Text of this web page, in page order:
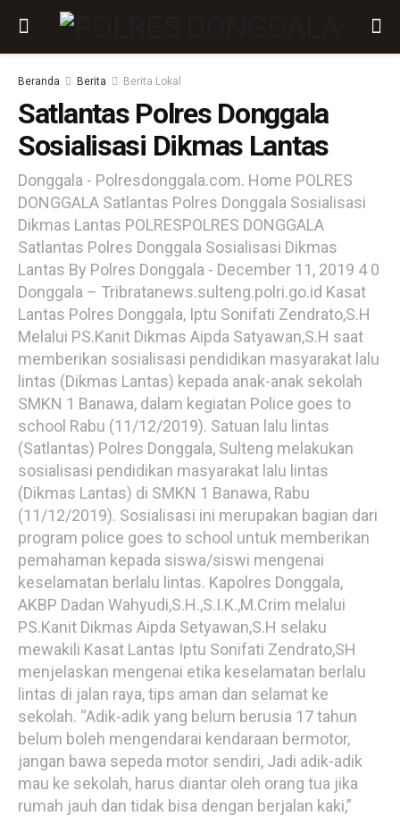
Beranda Berita Berita Lokal
Satlantas Polres Donggala
Sosialisasi Dikmas Lantas
Donggala - Polresdonggala.com. Home POLRES
DONGGALA Satlantas Polres Donggala Sosialisasi
Dikmas Lantas POLRESPOLRES DONGGALA
Satlantas Polres Donggala Sosialisasi Dikmas
Lantas By Polres Donggala - December 11, 2019 4 0
Donggala – Tribratanews.sulteng.polri.go.id Kasat
Lantas Polres Donggala, Iptu Sonifati Zendrato,S.H
Melalui PS.Kanit Dikmas Aipda Satyawan,S.H saat
memberikan sosialisasi pendidikan masyarakat lalu
lintas (Dikmas Lantas) kepada anak-anak sekolah
SMKN 1 Banawa, dalam kegiatan Police goes to
school Rabu (11/12/2019). Satuan lalu lintas
(Satlantas) Polres Donggala, Sulteng melakukan
sosialisasi pendidikan masyarakat lalu lintas
(Dikmas Lantas) di SMKN 1 Banawa, Rabu
(11/12/2019). Sosialisasi ini merupakan bagian dari
program police goes to school untuk memberikan
pemahaman kepada siswa/siswi mengenai
keselamatan berlalu lintas. Kapolres Donggala,
AKBP Dadan Wahyudi,S.H.,S.I.K.,M.Crim melalui
PS.Kanit Dikmas Aipda Setyawan,S.H selaku
mewakili Kasat Lantas Iptu Sonifati Zendrato,SH
menjelaskan mengenai etika keselamatan berlalu
lintas di jalan raya, tips aman dan selamat ke
sekolah. “Adik-adik yang belum berusia 17 tahun
belum boleh mengendarai kendaraan bermotor,
jangan bawa sepeda motor sendiri, Jadi adik-adik
mau ke sekolah, harus diantar oleh orang tua jika
rumah jauh dan tidak bisa dengan berjalan kaki,”